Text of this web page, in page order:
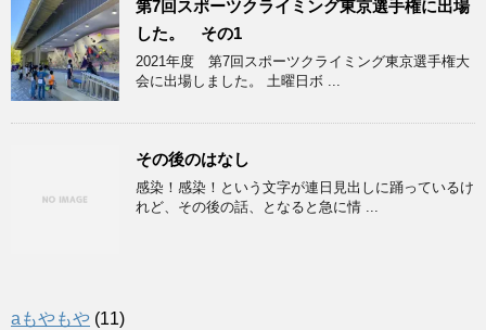
第7回スポーツクライミング東京選手権に出場
した。 その1
2021年度 第7回スポーツクライミング東京選手権大
会に出場しました。 土曜日ボ ...
その後のはなし
感染！感染！という文字が連日見出しに踊っているけ
れど、その後の話、となると急に情 ...
aもやもや (11)